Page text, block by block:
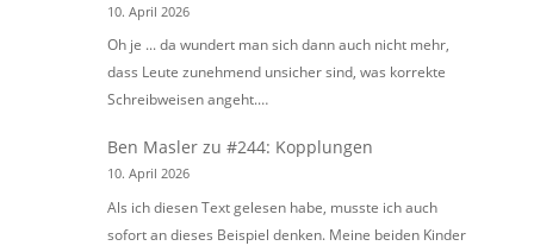
10. April 2026
Oh je ... da wundert man sich dann auch nicht mehr,
dass Leute zunehmend unsicher sind, was korrekte
Schreibweisen angeht.…
Ben Masler zu#244: Kopplungen
10. April 2026
Als ich diesen Text gelesen habe, musste ich auch
sofort an dieses Beispiel denken. Meine beiden Kinder